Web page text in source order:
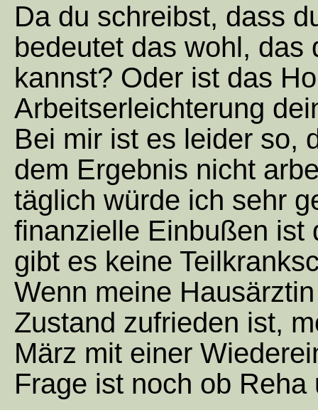
Da du schreibst, dass
bedeutet das wohl, das
kannst? Oder ist das
Arbeitserleichterung
Bei mir ist es leider so,
dem Ergebnis nicht
täglich würde ich sehr
finanzielle Einbußen ist
gibt es keine
Wenn meine
Zustand zufrieden ist,
März mit einer
Frage ist noch ob